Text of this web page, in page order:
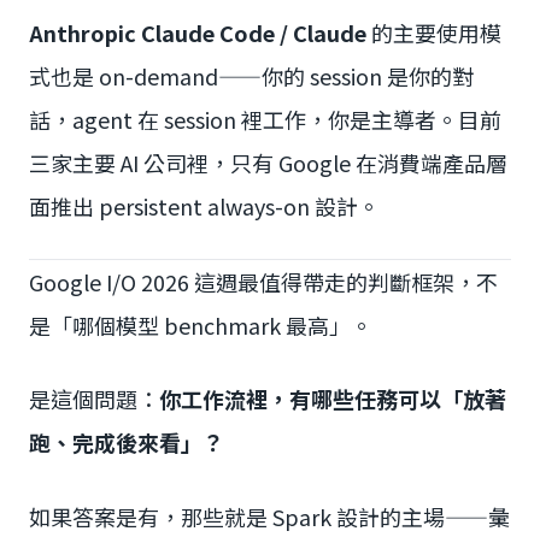
Anthropic Claude Code / Claude的主要使用模
式也是 on-demand——你的 session 是你的對
話，agent 在 session 裡工作，你是主導者。目前
三家主要 AI 公司裡，只有 Google 在消費端產品層
面推出 persistent always-on 設計。
Google I/O 2026 這週最值得帶走的判斷框架，不
是「哪個模型 benchmark 最高」。
是這個問題： 你工作流裡，有哪些任務可以「放著
跑、完成後來看」？
如果答案是有，那些就是 Spark 設計的主場——彙